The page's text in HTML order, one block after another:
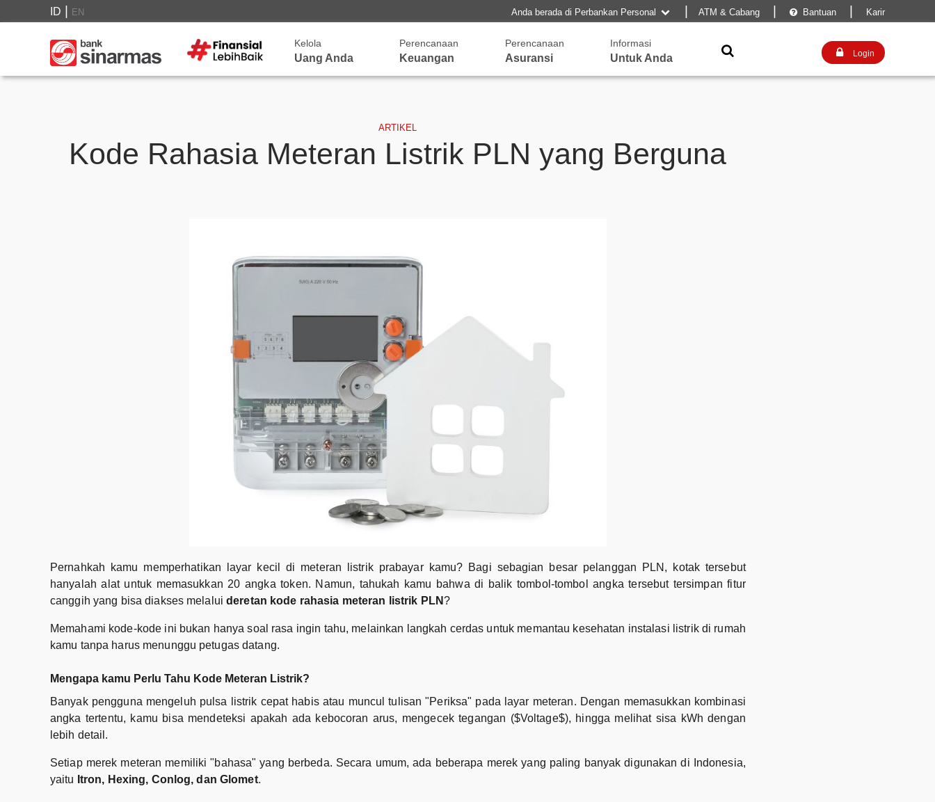
ID EN Anda berada di Perbankan Personal  |ATM & Cabang  Bantuan Karir
Kelola
Uang Anda
Perencanaan
Keuangan
Perencanaan
Asuransi
Informasi
Untuk Anda
  Login
ARTIKEL
Kode Rahasia Meteran Listrik PLN yang Berguna
Pernahkah kamu memperhatikan layar kecil di meteran listrik prabayar kamu? Bagi sebagian besar pelanggan PLN, kotak tersebut
hanyalah alat untuk memasukkan 20 angka token. Namun, tahukah kamu bahwa di balik tombol-tombol angka tersebut tersimpan fitur
canggih yang bisa diakses melaluideretan kode rahasia meteran listrik PLN?
Memahami kode-kode ini bukan hanya soal rasa ingin tahu, melainkan langkah cerdas untuk memantau kesehatan instalasi listrik di rumah
kamu tanpa harus menunggu petugas datang.
Mengapa kamu Perlu Tahu Kode Meteran Listrik?
Banyak pengguna mengeluh pulsa listrik cepat habis atau muncul tulisan "Periksa" pada layar meteran. Dengan memasukkan kombinasi
angka tertentu, kamu bisa mendeteksi apakah ada kebocoran arus, mengecek tegangan ($Voltage$), hingga melihat sisa kWh dengan
lebih detail.
Setiap merek meteran memiliki "bahasa" yang berbeda. Secara umum, ada beberapa merek yang paling banyak digunakan di Indonesia,
yaitu Itron, Hexing, Conlog, dan Glomet.